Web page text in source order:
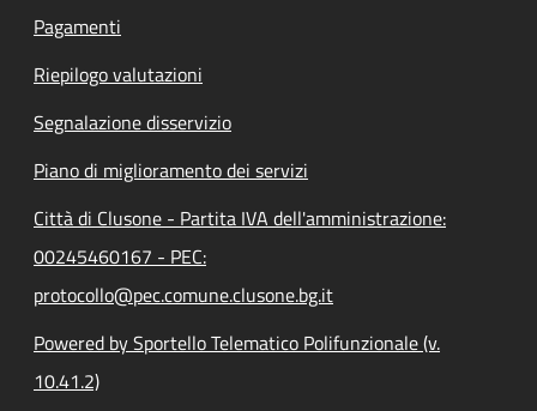
Pagamenti
Riepilogo valutazioni
Segnalazione disservizio
Piano di miglioramento dei servizi
Città di Clusone - Partita IVA dell'amministrazione:
00245460167 - PEC:
protocollo@pec.comune.clusone.bg.it
Powered by Sportello Telematico Polifunzionale (v.
10.41.2)